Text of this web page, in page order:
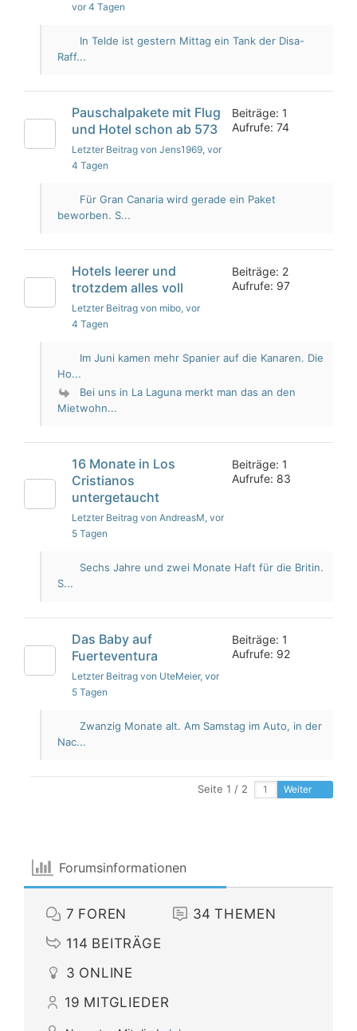
vor 4 Tagen
In Telde ist gestern Mittag ein Tank der Disa-
Raff...
Pauschalpakete mit Flug
und Hotel schon ab 573
Letzter Beitrag von Jens1969, vor
4 Tagen
Beiträge: 1
Aufrufe: 74
Für Gran Canaria wird gerade ein Paket
beworben. S...
Hotels leerer und
trotzdem alles voll
Letzter Beitrag von mibo, vor
4 Tagen
Beiträge: 2
Aufrufe: 97
Im Juni kamen mehr Spanier auf die Kanaren. Die
Ho...
Bei uns in La Laguna merkt man das an den
Mietwohn...
16 Monate in Los
Cristianos
untergetaucht
Letzter Beitrag von AndreasM, vor
5 Tagen
Beiträge: 1
Aufrufe: 83
Sechs Jahre und zwei Monate Haft für die Britin.
S...
Das Baby auf
Fuerteventura
Letzter Beitrag von UteMeier, vor
5 Tagen
Beiträge: 1
Aufrufe: 92
Zwanzig Monate alt. Am Samstag im Auto, in der
Nac...
Seite 1 / 2 Weiter
Forumsinformationen
7 FOREN 34 THEMEN
114 BEITRÄGE
3 ONLINE
19 MITGLIEDER